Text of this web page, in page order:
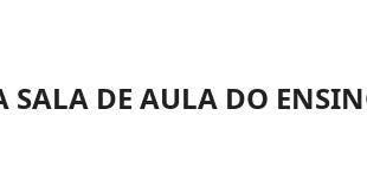
SALA DE AULA DO